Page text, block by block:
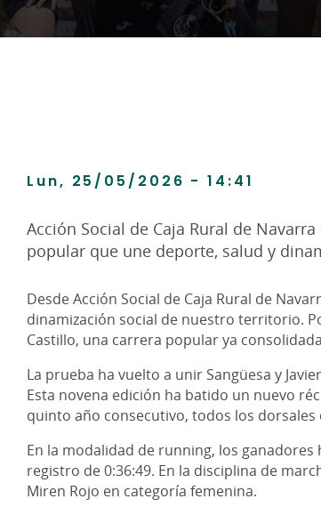
Lun, 25/05/2026 - 14:41
Acción Social de Caja Rural de
popular que une deporte, salud y
Desde Acción Social de Caja Rural de
dinamización social de nuestro territorio.
Castillo, una carrera popular ya
La prueba ha vuelto a unir Sangüesa y
Esta novena edición ha batido un nuevo
quinto año consecutivo, todos los dorsales
En la modalidad de running, los ganadores
registro de 0:36:49. En la disciplina de
Miren Rojo en categoría femenina.